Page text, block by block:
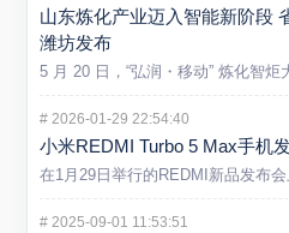
山东炼化产业迈入智能新阶段
潍坊发布
5 月 20 日，“弘润・移动” 炼化智
#2026-01-29 22:54:40
小米REDMI Turbo 5 Max手机
在1月29日举行的REDMI新品发布
#2025-09-01 11:53:51